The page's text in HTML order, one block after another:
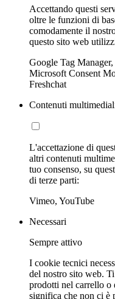
Accettando questi
oltre le funzioni di
comodamente il
questo sito web
Google Tag
Microsoft Consent
Freshchat
Contenuti
L'accettazione di
altri contenuti
tuo consenso, su
di terze parti:
Vimeo, YouTube
Necessari
Sempre attivo
I cookie tecnici
del nostro sito web.
prodotti nel carrello o
significa che non ci è